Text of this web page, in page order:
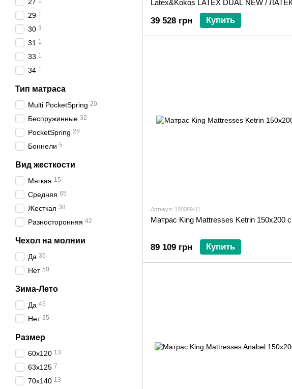
Latex&Kokos LATEX DUAL NEW /
ДУАЛ НЬЮ 150х200 см
39 528 грн Купить
Артикул: 100089-11
Матрас King Mattresses Ketrin 150x200
89 109 грн Купить
29 1
30 3
31 1
33 1
34 1
Тип матраса
Multi PocketSpring 20
Беспружинные 32
PocketSpring 28
Боннели 5
Вид жесткости
Мягкая 15
Средняя 65
Жесткая 38
Разносторонняя 42
Чехол на молнии
Да 35
Нет 50
Зима-Лето
Да 45
Нет 35
Размер
60х120 13
63х125 7
70х140 13